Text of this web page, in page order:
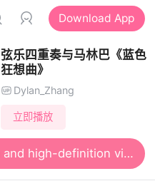
Download App
弦乐四重奏与马林巴《蓝色
狂想曲》
Dylan_Zhang
立即播放
Open the App for smooth and high-definition viewing